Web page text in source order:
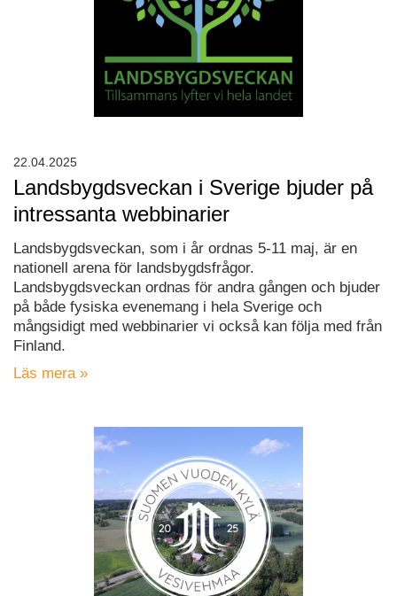
Landsbygdsveckan i Sverige bjuder på
intressanta webbinarier
Landsbygdsveckan, som i år ordnas 5-11 maj, är en
nationell arena för landsbygdsfrågor.
Landsbygdsveckan ordnas för andra gången och bjuder
på både fysiska evenemang i hela Sverige och
mångsidigt med webbinarier vi också kan följa med från
Finland.
Läs mera »
22.04.2025